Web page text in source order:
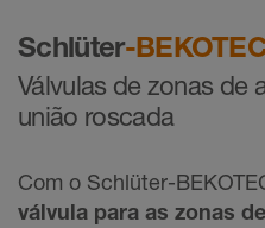
Schlüter-
Válvulas de zonas de
união roscada
Com o Schlüter-
válvula para as zonas